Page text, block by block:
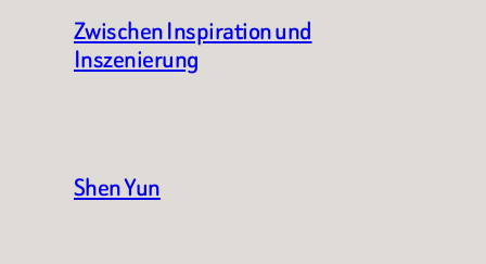
Zwischen Inspiration und
Inszenierung
Shen Yun